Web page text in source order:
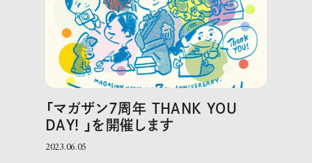
「マガザン7周年 THANK YOU
DAY! 」を開催します
2023.06.05